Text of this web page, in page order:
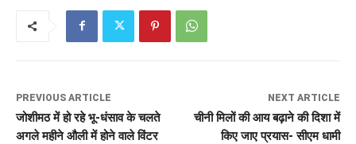
PREVIOUS ARTICLE
जोशीमठ में हो रहे भू-धंसाव के चलते
अगले महीने औली में होने वाले विंटर
NEXT ARTICLE
चीनी मिलों की आय बढ़ाने की दिशा में
किए जाए प्रयास- सीएम धामी